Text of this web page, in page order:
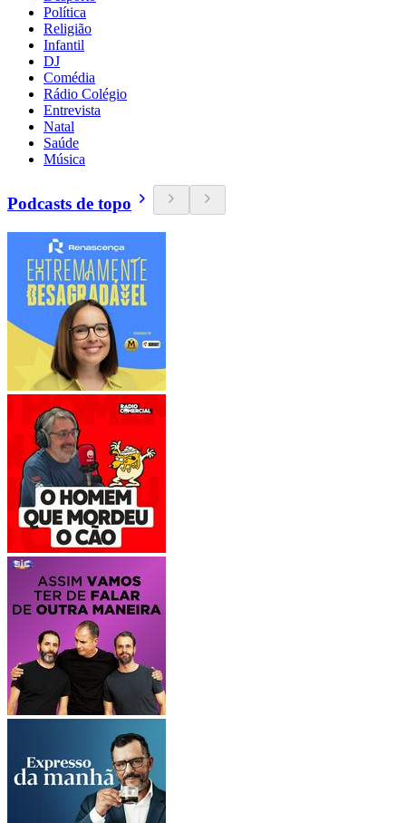
Política
Religião
Infantil
DJ
Comédia
Rádio Colégio
Entrevista
Natal
Saúde
Música
Podcasts de topo